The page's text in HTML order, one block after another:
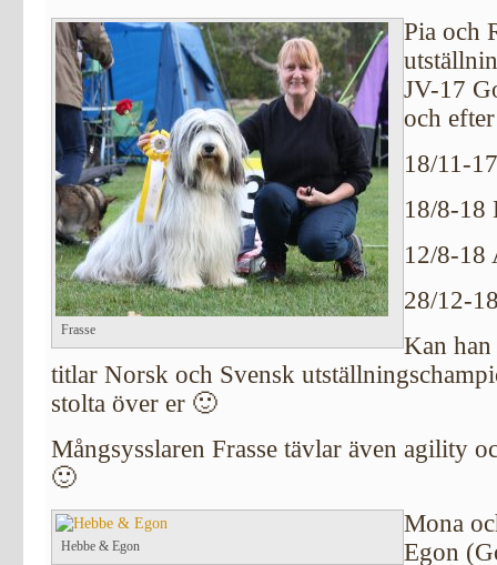
Frasse
Pia och
JV-17
och
18/11-
18/8-18
12/8-18
28/12-
Kan
titlar Norsk och Svensk
stolta över er 🙂
Mångsysslaren Frasse tävlar även agility
🙂
Hebbe & Egon
Mona
Egon